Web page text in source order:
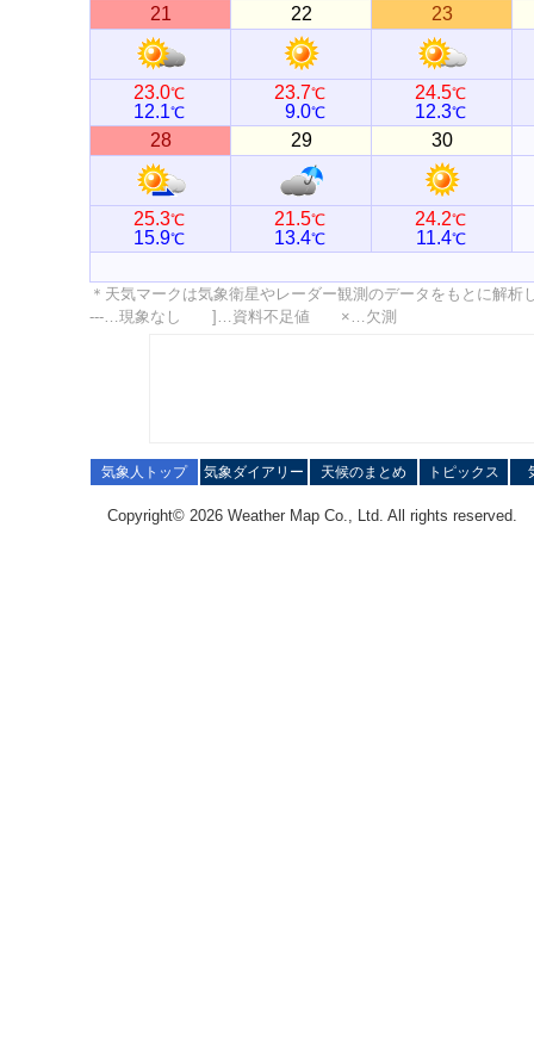
21 22 23
23.0℃
12.1℃
23.7℃
9.0℃
24.5℃
12.3℃
28 29 30
25.3℃
15.9℃
21.5℃
13.4℃
24.2℃
11.4℃
＊天気マークは気象衛星やレーダー観測のデータをもとに解
---…現象なし ]…資料不足値 ×…欠測
気象人トップ 気象ダイアリー 天候のまとめ トピックス
Copyright© 2026 Weather Map Co., Ltd. All rights reserved.